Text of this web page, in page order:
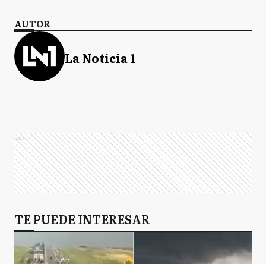
AUTOR
La Noticia 1
Ads
TE PUEDE INTERESAR